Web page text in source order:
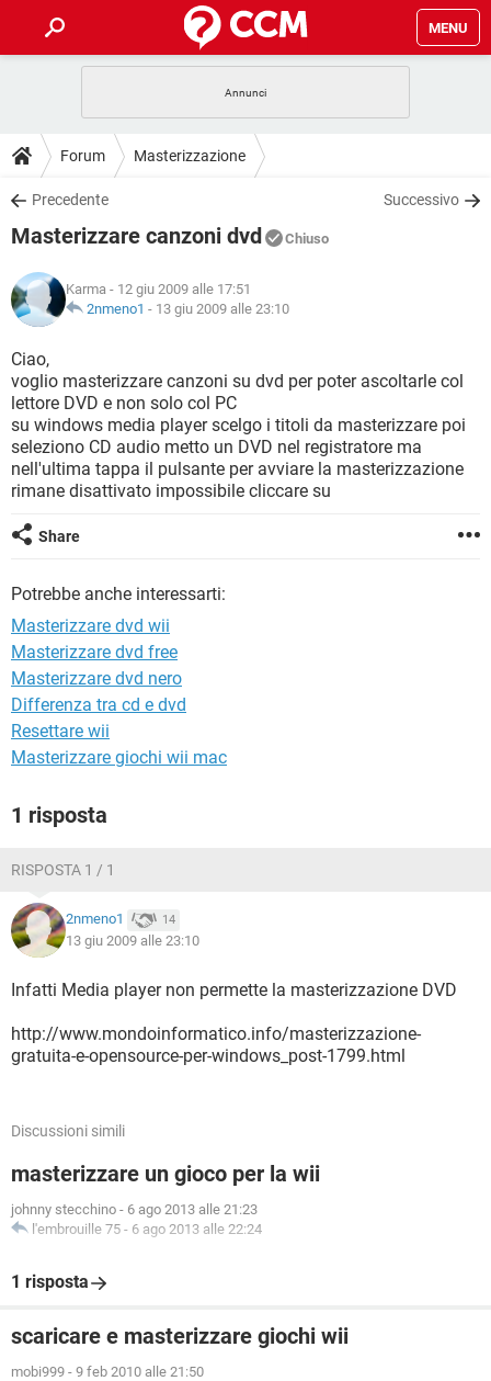
MENU
INTRATTENIMENTO ANDROID
iOS
INSTAGRAM WHATSAPP
TIKTOK
HARDWARE
GUIDE
COVID-19
INSTAGRAM
TIKTOK
HARDWARE
DOWNLOAD
COVID-19 GAMING
INTRATTENIMENTO
iOS WINDOWS 10
INSTAGRAM
TIKTOK FACEBOOK
HARDWARE
COVID-19
INTRATTENIMENTO
iOS
INSTAGRAM
TIKTOK FACEBOOK
HARDWARE
GLOSSARIO
COVID-19
INTRATTENIMENTO ANDROID
iOS WINDOWS 10
INSTAGRAM WHATSAPP
TIKTOK FACEBOOK
HARDWARE
Forum Masterizzazione
Precedente Successivo
Masterizzare canzoni dvd Chiuso
Karma - 12 giu 2009 alle 17:51
2nmeno1 - 13 giu 2009 alle 23:10
Ciao,
voglio masterizzare canzoni su dvd per poter ascoltarle col
lettore DVD e non solo col PC
su windows media player scelgo i titoli da masterizzare poi
seleziono CD audio metto un DVD nel registratore ma
nell'ultima tappa il pulsante per avviare la masterizzazione
rimane disattivato impossibile cliccare su
Share
Potrebbe anche interessarti:
Masterizzare dvd wii
Masterizzare dvd free
Masterizzare dvd nero
Differenza tra cd e dvd
Resettare wii
Masterizzare giochi wii mac
1 risposta
RISPOSTA 1 / 1
2nmeno1 14
13 giu 2009 alle 23:10
Infatti Media player non permette la masterizzazione DVD
http://www.mondoinformatico.info/masterizzazione-
gratuita-e-opensource-per-windows_post-1799.html
Discussioni simili
masterizzare un gioco per la wii
johnny stecchino - 6 ago 2013 alle 21:23
l'embrouille 75 - 6 ago 2013 alle 22:24
1 risposta
scaricare e masterizzare giochi wii
mobi999 - 9 feb 2010 alle 21:50